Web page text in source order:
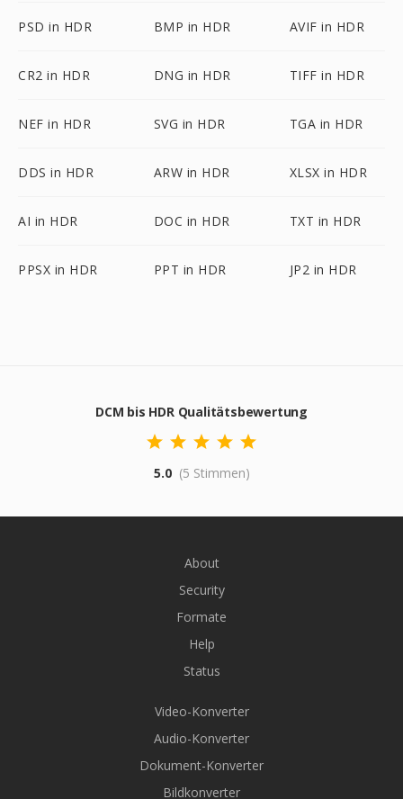
PSD in HDR BMP in HDR AVIF in HDR
CR2 in HDR DNG in HDR TIFF in HDR
NEF in HDR SVG in HDR TGA in HDR
DDS in HDR ARW in HDR XLSX in HDR
AI in HDR DOC in HDR TXT in HDR
PPSX in HDR PPT in HDR JP2 in HDR
DCM bis HDR Qualitätsbewertung
5.0 (5 Stimmen)
About
Security
Formate
Help
Status
Video-Konverter
Audio-Konverter
Dokument-Konverter
Bildkonverter